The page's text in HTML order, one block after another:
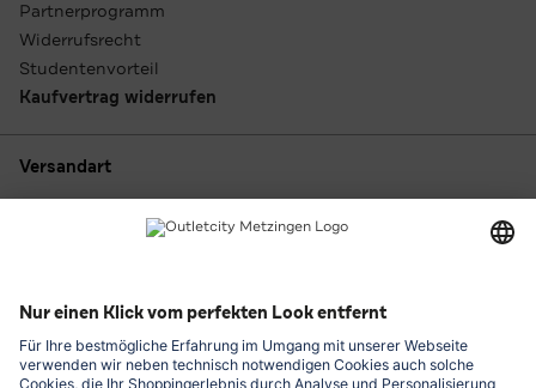
Partnerprogramm
Widerrufsrecht
Studentenvorteil
Kaufvertrag widerrufen
Versandart